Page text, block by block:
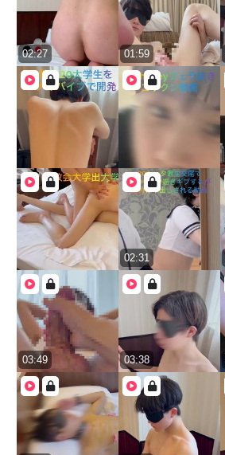
02:27 01:59
02:31
03:49 03:38